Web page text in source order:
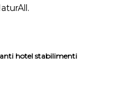
hotel stabilimenti